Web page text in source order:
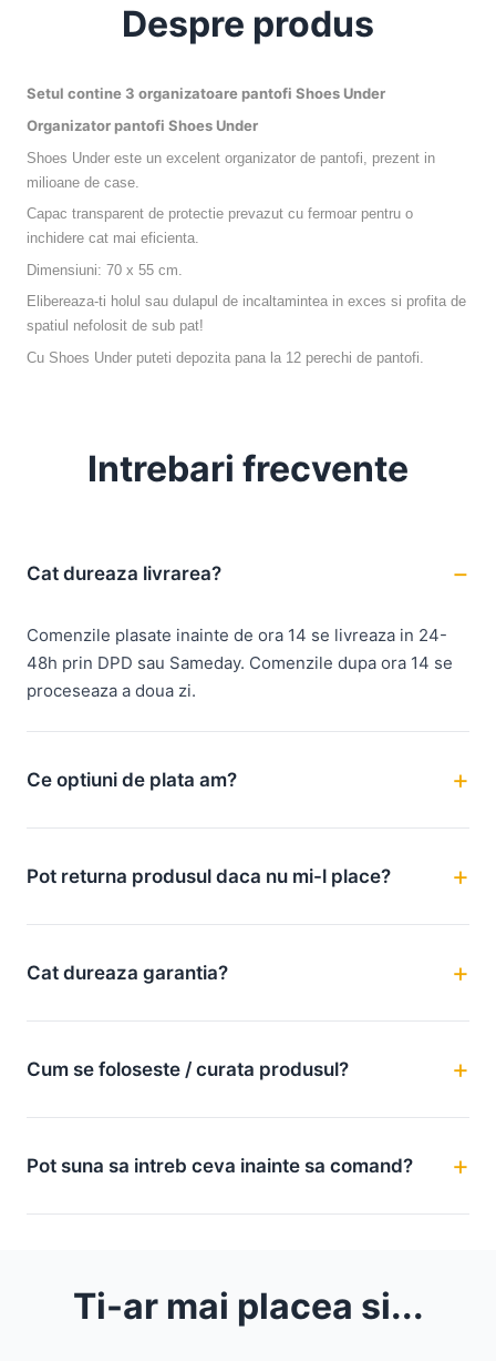
Despre produs
Setul contine 3 organizatoare pantofi Shoes Under
Organizator pantofi Shoes Under
Shoes Under este un excelent organizator de pantofi, prezent in
milioane de case.
Capac transparent de protectie prevazut cu fermoar pentru o
inchidere cat mai eficienta.
Dimensiuni: 70 x 55 cm.
Elibereaza-ti holul sau dulapul de incaltamintea in exces si profita de
spatiul nefolosit de sub pat!
Cu Shoes Under puteti depozita pana la 12 perechi de pantofi.
Intrebari frecvente
Cat dureaza livrarea?
Comenzile plasate inainte de ora 14 se livreaza in 24-
48h prin DPD sau Sameday. Comenzile dupa ora 14 se
proceseaza a doua zi.
Ce optiuni de plata am?
Pot returna produsul daca nu mi-l place?
Cat dureaza garantia?
Cum se foloseste / curata produsul?
Pot suna sa intreb ceva inainte sa comand?
Ti-ar mai placea si...